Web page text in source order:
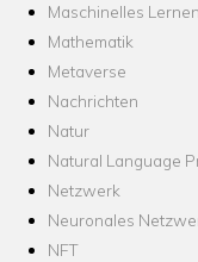
Maschinelles Lernen
Mathematik
Metaverse
Nachrichten
Natur
Natural Language
Netzwerk
Neuronales
NFT